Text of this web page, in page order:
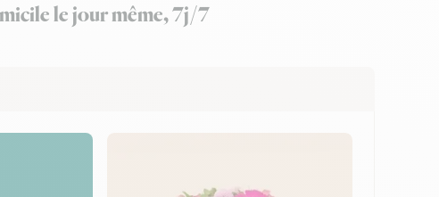
le jour même, 7j/7